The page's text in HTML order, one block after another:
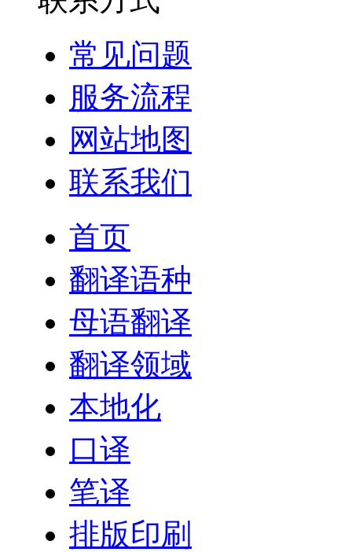
常见问题
服务流程
网站地图
联系我们
首页
翻译语种
母语翻译
翻译领域
本地化
口译
笔译
排版印刷